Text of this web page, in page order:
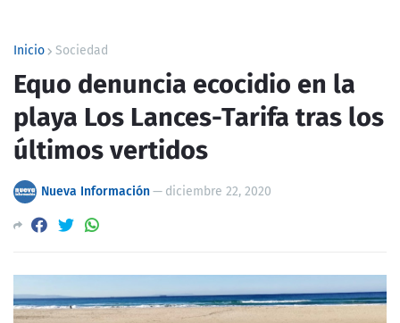
Inicio Sociedad
Equo denuncia ecocidio en la
playa Los Lances-Tarifa tras los
últimos vertidos
Nueva Información— diciembre 22, 2020